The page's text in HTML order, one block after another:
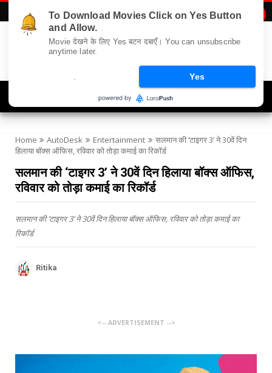
Home AutoDesk Entertainment
सलमान की ‘टाइगर 3’ ने 30वें दिन
हिलाया बॉक्स ऑफिस, रविवार को तोड़ा कमाई का रिकॉर्ड
सलमान की ‘टाइगर 3’ ने 30वें दिन हिलाया बॉक्स ऑफिस,
रविवार को तोड़ा कमाई का रिकॉर्ड
सलमान की ‘टाइगर 3’ ने 30वें दिन हिलाया बॉक्स ऑफिस, रविवार को तोड़ा कमाई का
रिकॉर्ड
Ritika
<-- ADVERTISEMENT -->
To Download Movies Click on Yes Button
and Allow.
Movie देखने के लिए Yes बटन दबाएँ। You can unsubscribe
anytime later.
Yes